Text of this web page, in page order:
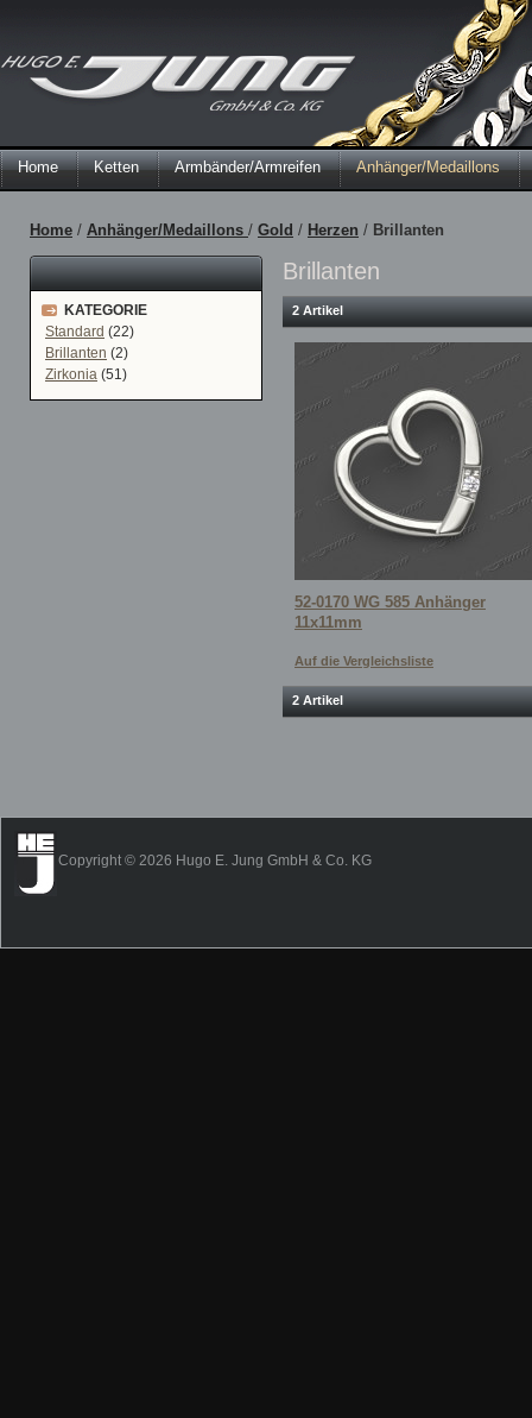
Home Ketten Armbänder/Armreifen Anhänger/Medaillons
Home / Anhänger/Medaillons / Gold / Herzen / Brillanten
Brillanten
2 Artikel
52-0170 WG 585 Anhänger
11x11mm
Auf die Vergleichsliste
2 Artikel
KATEGORIE
Standard (22)
Brillanten (2)
Zirkonia (51)
Copyright © 2026 Hugo E. Jung GmbH & Co. KG